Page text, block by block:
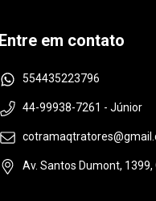
Entre em contato
554435223796
44-99938-7261 - Júnior
Av. Santos Dumont,